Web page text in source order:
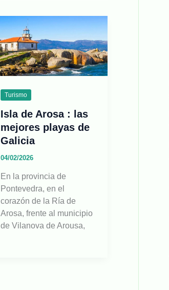
Turismo
Isla de Arosa : las
mejores playas de
Galicia
04/02/2026
En la provincia de
Pontevedra, en el
corazón de la Ría de
Arosa, frente al municipio
de Vilanova de Arousa,